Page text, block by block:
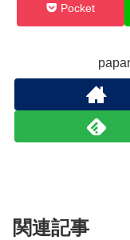
Pocket
関連記事